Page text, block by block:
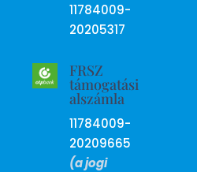
11784009-
20205317
FRSZ
támogatási
alszámla
11784009-
20209665
(a jogi